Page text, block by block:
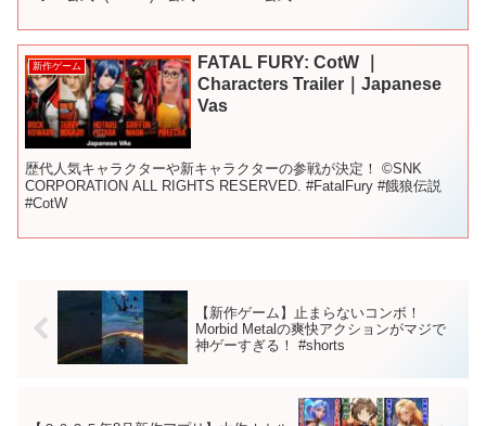
新作ゲーム
FATAL FURY: CotW ｜
Characters Trailer｜Japanese
Vas
歴代人気キャラクターや新キャラクターの参戦が決定！ ©SNK
CORPORATION ALL RIGHTS RESERVED. #FatalFury #餓狼伝説
#CotW
【新作ゲーム】止まらないコンボ！
Morbid Metalの爽快アクションがマジで
神ゲーすぎる！ #shorts